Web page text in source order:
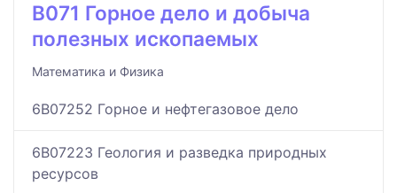
B071 Горное дело и добыча
полезных ископаемых
Математика и Физика
6B07252 Горное и нефтегазовое дело
6B07223 Геология и разведка природных
ресурсов